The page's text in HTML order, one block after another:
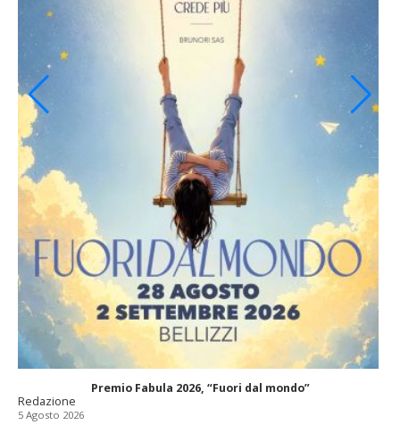
Premio Fabula 2026, “Fuori dal mondo”
Redazione
5 Agosto 2026